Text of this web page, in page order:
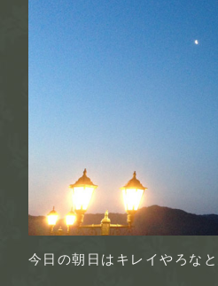
今日の朝日はキレイやろな